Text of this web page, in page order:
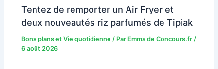
Tentez de remporter un Air Fryer et
deux nouveautés riz parfumés de Tipiak
Bons plans et Vie quotidienne / Par Emma de Concours.fr/
6 août 2026